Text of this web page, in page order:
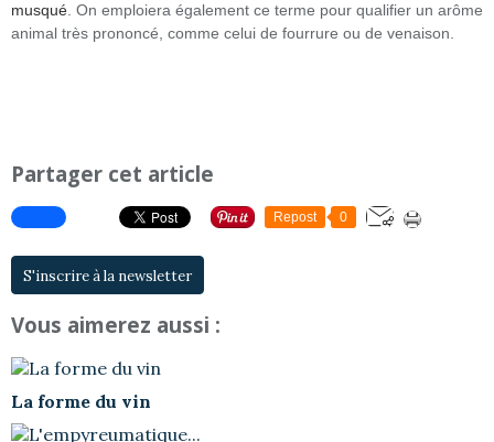
musqué . On emploiera également ce terme pour qualifier un arôme
animal très prononcé, comme celui de fourrure ou de venaison.
Partager cet article
Repost 0
S'inscrire à la newsletter
Vous aimerez aussi :
La forme du vin